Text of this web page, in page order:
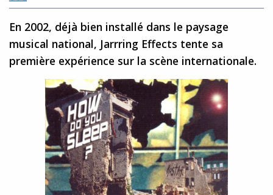
En 2002, déjà bien installé dans le paysage
musical national, Jarrring Effects tente sa
première expérience sur la scène internationale.